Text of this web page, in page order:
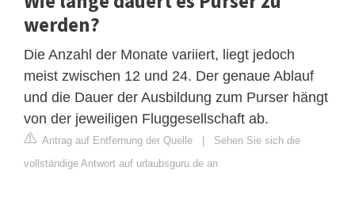
werden?
Die Anzahl der Monate variiert, liegt jedoch
meist zwischen 12 und 24. Der genaue Ablauf
und die Dauer der Ausbildung zum Purser hängt
von der jeweiligen Fluggesellschaft ab.
Antrag auf Entfernung der Quelle
Sehen Sie sich die
vollständige Antwort auf urlaubsguru.de an